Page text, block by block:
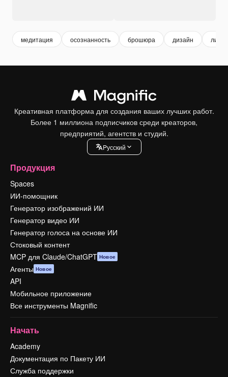
медитация осознанность брошюра дизайн
Креативная платформа для создания ваших лучших работ.
Более 1 миллиона подписчиков среди креаторов,
предприятий, агентств и студий.
Pусский
Продукция
Spaces
ИИ-помощник
Генератор изображений ИИ
Генератор видео ИИ
Генератор голоса на основе ИИ
Стоковый контент
MCP для Claude/ChatGPT Новое
Агенты Новое
API
Мобильное приложение
Все инструменты Magnific
Начать
Academy
Документация по Пакету ИИ
Служба поддержки